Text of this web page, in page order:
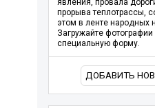
явления, провала
прорыва теплотрассы,
этом в ленте народных
Загружайте фотографии
специальную форму.
ДОБАВИТЬ